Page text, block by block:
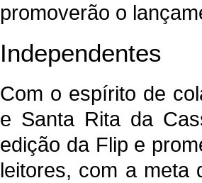
promoverão o
Independentes
Com o espírito de
e Santa Rita da
edição da Flip e
leitores, com a meta